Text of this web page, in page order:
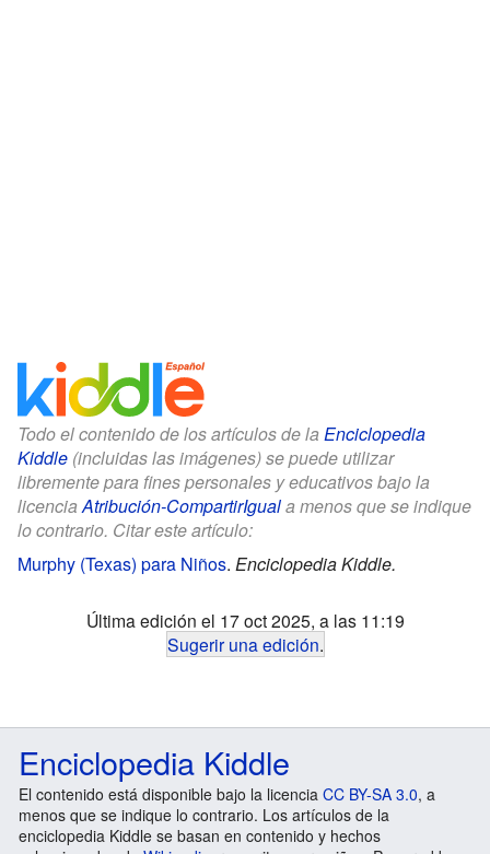
Todo el contenido de los artículos de la Enciclopedia
Kiddle (incluidas las imágenes) se puede utilizar
libremente para fines personales y educativos bajo la
licenciaAtribución-CompartirIguala menos que se indique
lo contrario. Citar este artículo:
Murphy (Texas) para Niños. Enciclopedia Kiddle.
Última edición el 17 oct 2025, a las 11:19
Sugerir una edición.
Enciclopedia Kiddle
El contenido está disponible bajo la licencia CC BY-SA 3.0, a
menos que se indique lo contrario. Los artículos de la
enciclopedia Kiddle se basan en contenido y hechos